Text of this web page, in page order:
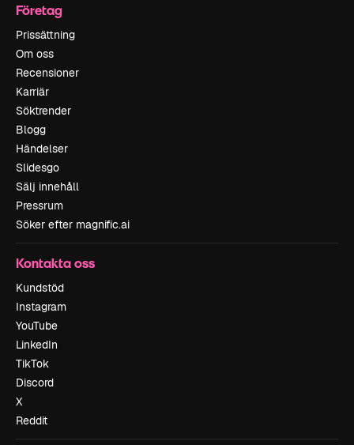
Företag
Prissättning
Om oss
Recensioner
Karriär
Söktrender
Blogg
Händelser
Slidesgo
Sälj innehåll
Pressrum
Söker efter magnific.ai
Kontakta oss
Kundstöd
Instagram
YouTube
LinkedIn
TikTok
Discord
X
Reddit